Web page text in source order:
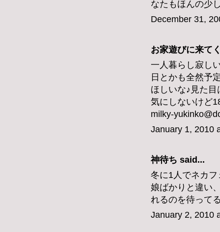
なたもほんの少
December 31,
お家遊びに来て
一人暮らし寂し
日とかも全然予
ほしいな♪見た
気にしないけど
milky-
January 1, 2010
神待ち said...
冬に1人でネカ
娘ばかりと違い
れるのを待って
January 2, 2010